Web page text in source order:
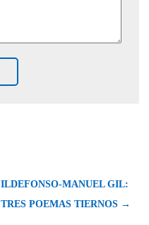
ILDEFONSO-MANUEL GIL:
TRES POEMAS TIERNOS →